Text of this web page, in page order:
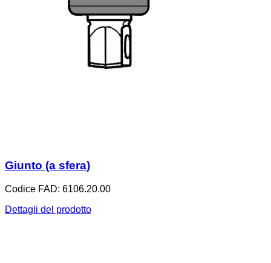
Giunto (a sfera)
Codice FAD: 6106.20.00
Dettagli del prodotto